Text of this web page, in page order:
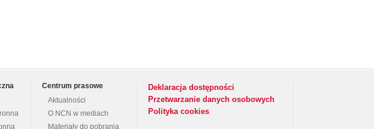
Centrum prasowe
Aktualności
O NCN w mediach
Materiały do pobrania
Deklaracja dostępności
Przetwarzanie danych osobowych
Polityka cookies